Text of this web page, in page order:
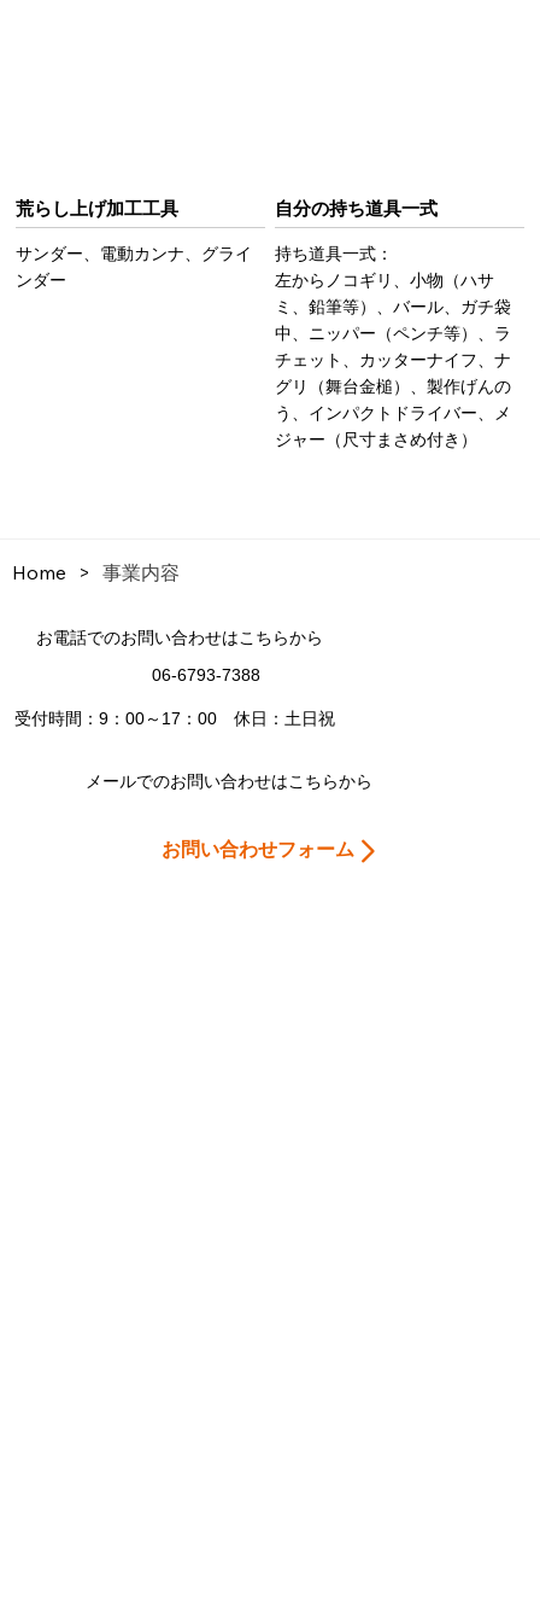
荒らし上げ加工工具
サンダー、電動カンナ、グライ
ンダー
自分の持ち道具一式
持ち道具一式：
左からノコギリ、小物（ハサ
ミ、鉛筆等）、バール、ガチ袋
中、ニッパー（ペンチ等）、ラ
チェット、カッターナイフ、ナ
グリ（舞台金槌）、製作げんの
う、インパクトドライバー、メ
ジャー（尺寸まさめ付き）
Home > 事業内容
メールでのお問い合わせはこちらから
お問い合わせフォーム
お電話でのお問い合わせはこちらから
06-6793-7388
受付時間：9：00～17：00 休日：土日祝